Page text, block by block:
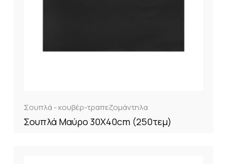
Σουπλά - κουβέρ-τραπεζομάντηλα
Σουπλά Μαύρο 30X40cm (250τεμ)